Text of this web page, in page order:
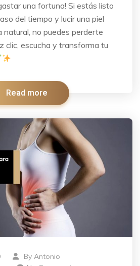
una fortuna! Si estás listo
del tiempo y lucir una piel
natural, no puedes perderte
clic, escucha y transforma tu
Read more
By Antonio